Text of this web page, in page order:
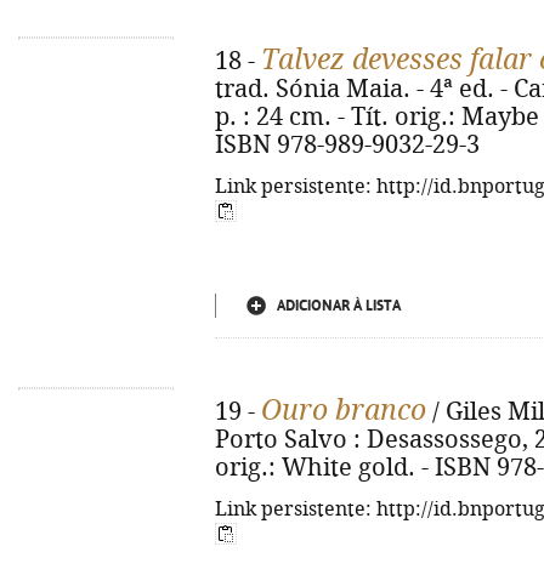
18 - Talvez devesses
trad. Sónia Maia. - 4ª ed. -
p. : 24 cm. - Tít. orig.:
ISBN 978-989-9032-29-3
Link persistente: http://
ADICIONAR À LISTA
19 - Ouro branco / Giles
Porto Salvo : Desassossego,
orig.: White gold. - ISBN
Link persistente: http://